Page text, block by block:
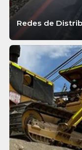
Redes de
SABER MAIS